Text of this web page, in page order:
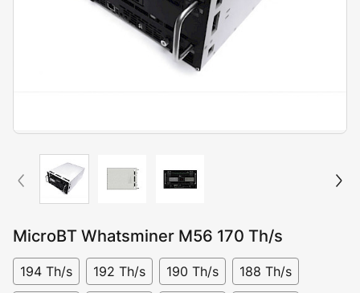
MicroBT Whatsminer M56 170 Th/s
194 Th/s 192 Th/s 190 Th/s 188 Th/s